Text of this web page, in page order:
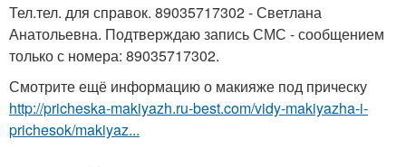
Тел.тел. для справок. 89035717302 - Светлана
Анатольевна. Подтверждаю запись СМС - сообщением
только с номера: 89035717302.
Смотрите ещё информацию о макияже под прическу
http://pricheska-makiyazh.ru-best.com/vidy-makiyazha-i-
prichesok/makiyaz...